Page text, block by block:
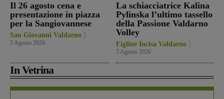
Il 26 agosto cena e
presentazione in piazza
per la Sangiovannese
San Giovanni Valdarno
5 Agosto 2026
La schiacciatrice Kalina
Pylinska l’ultimo tassello
della Passione Valdarno
Volley
Figline Incisa Valdarno
5 Agosto 2026
In Vetrina